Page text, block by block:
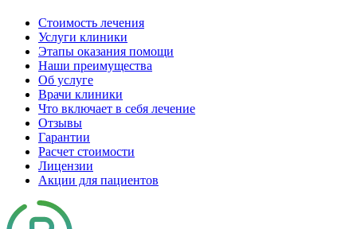
Стоимость лечения
Услуги клиники
Этапы оказания помощи
Наши преимущества
Об услуге
Врачи клиники
Что включает в себя лечение
Отзывы
Гарантии
Расчет стоимости
Лицензии
Акции для пациентов